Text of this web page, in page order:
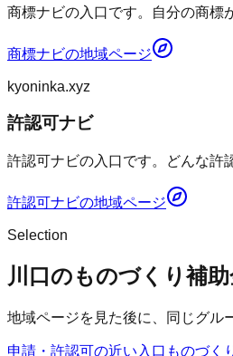
商標ナビの入口です。自分の商標
商標ナビの地域ページ
kyoninka.xyz
許認可ナビ
許認可ナビの入口です。どんな許
許認可ナビの地域ページ
Selection
川口のものづくり補
地域ページを見た後に、同じグル
申請・許認可の近い入口 ものづく